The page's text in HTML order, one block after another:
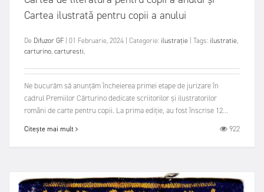
Cartea ilustrată pentru copii a anului
De Difuzor GF 01 Februarie, 2024 Categorie: ilustrație Tags: ilustratie,
carturino,carturesti,
Ne bucurăm să anunțăm încheierea primei etape de jurizare în
cadrul Premiilor Cărturino dedicate scriitorilor și ilustratorilor
români de carte pentru copii. La prima ediție, au fost înscrise 12...
Citește mai mult 922